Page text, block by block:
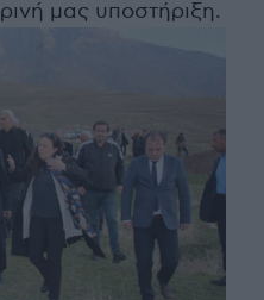
μας υποστήριξη.